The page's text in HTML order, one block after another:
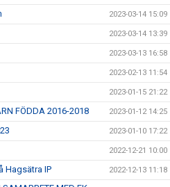
2023-03-14 15:09
2023-03-14 13:39
2023-03-13 16:58
2023-02-13 11:54
2023-01-15 21:22
FÖDDA 2016-2018 2023-01-12 14:25
2023-01-10 17:22
2022-12-21 10:00
Hagsätra IP 2022-12-13 11:18